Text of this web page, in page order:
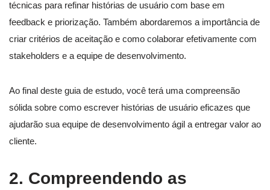
técnicas para refinar histórias de usuário com base em
feedback e priorização. Também abordaremos a importância de
criar critérios de aceitação e como colaborar efetivamente com
stakeholders e a equipe de desenvolvimento.
Ao final deste guia de estudo, você terá uma compreensão
sólida sobre como escrever histórias de usuário eficazes que
ajudarão sua equipe de desenvolvimento ágil a entregar valor ao
cliente.
2. Compreendendo as